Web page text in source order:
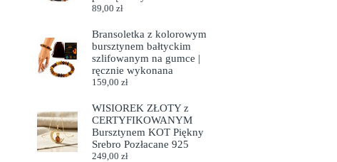
89,00zł
Bransoletka z kolorowym
bursztynem bałtyckim
szlifowanym na gumce |
ręcznie wykonana
159,00zł
WISIOREK ZŁOTY z
CERTYFIKOWANYM
Bursztynem KOT Piękny
Srebro Pozłacane 925
249,00zł